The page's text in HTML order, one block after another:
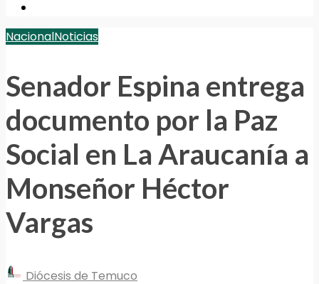
NacionalNoticias
Senador Espina entrega
documento por la Paz
Social en La Araucanía a
Monseñor Héctor
Vargas
Diócesis de Temuco